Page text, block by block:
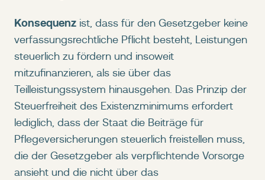
Konsequenz ist, dass für den Gesetzgeber keine
verfassungsrechtliche Pflicht besteht, Leistungen
steuerlich zu fördern und insoweit
mitzufinanzieren, als sie über das
Teilleistungssystem hinausgehen. Das Prinzip der
Steuerfreiheit des Existenzminimums erfordert
lediglich, dass der Staat die Beiträge für
Pflegeversicherungen steuerlich freistellen muss,
die der Gesetzgeber als verpflichtende Vorsorge
ansieht und die nicht über das